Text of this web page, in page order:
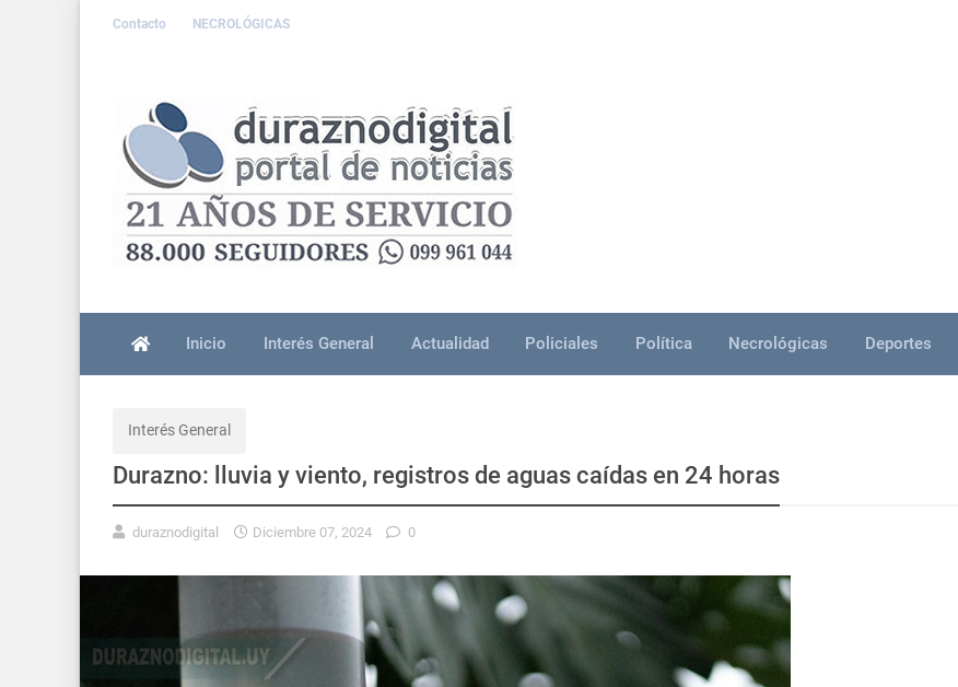
Contacto NECROLÓGICAS
Inicio Interés General Actualidad Policiales Política Necrológicas Deportes
Interés General
Durazno: lluvia y viento, registros de aguas caídas en 24 horas
duraznodigital Diciembre 07, 2024 0